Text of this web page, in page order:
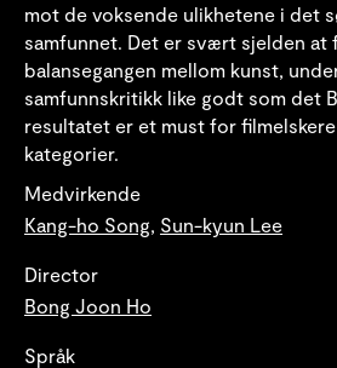
mot de voksende ulikhetene i det
samfunnet. Det er svært sjelden at
balansegangen mellom kunst,
samfunnskritikk like godt som det
resultatet er et must for
kategorier.
Medvirkende
Kang-ho Song Sun-kyun Lee
Director
Bong Joon Ho
Språk